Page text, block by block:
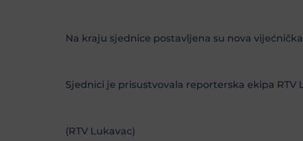
Na kraju sjednice postavljena su nova
Sjednici je prisustvovala reporterska ekipa
(RTV Lukavac)